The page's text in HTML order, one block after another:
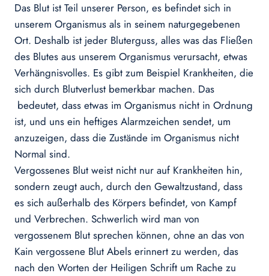
Das Blut ist Teil unserer Person, es befindet sich in
unserem Organismus als in seinem naturgegebenen
Ort. Deshalb ist jeder Bluterguss, alles was das Fließen
des Blutes aus unserem Organismus verursacht, etwas
Verhängnisvolles. Es gibt zum Beispiel Krankheiten, die
sich durch Blutverlust bemerkbar machen. Das
bedeutet, dass etwas im Organismus nicht in Ordnung
ist, und uns ein heftiges Alarmzeichen sendet, um
anzuzeigen, dass die Zustände im Organismus nicht
Normal sind.
Vergossenes Blut weist nicht nur auf Krankheiten hin,
sondern zeugt auch, durch den Gewaltzustand, dass
es sich außerhalb des Körpers befindet, von Kampf
und Verbrechen. Schwerlich wird man von
vergossenem Blut sprechen können, ohne an das von
Kain vergossene Blut Abels erinnert zu werden, das
nach den Worten der Heiligen Schrift um Rache zu